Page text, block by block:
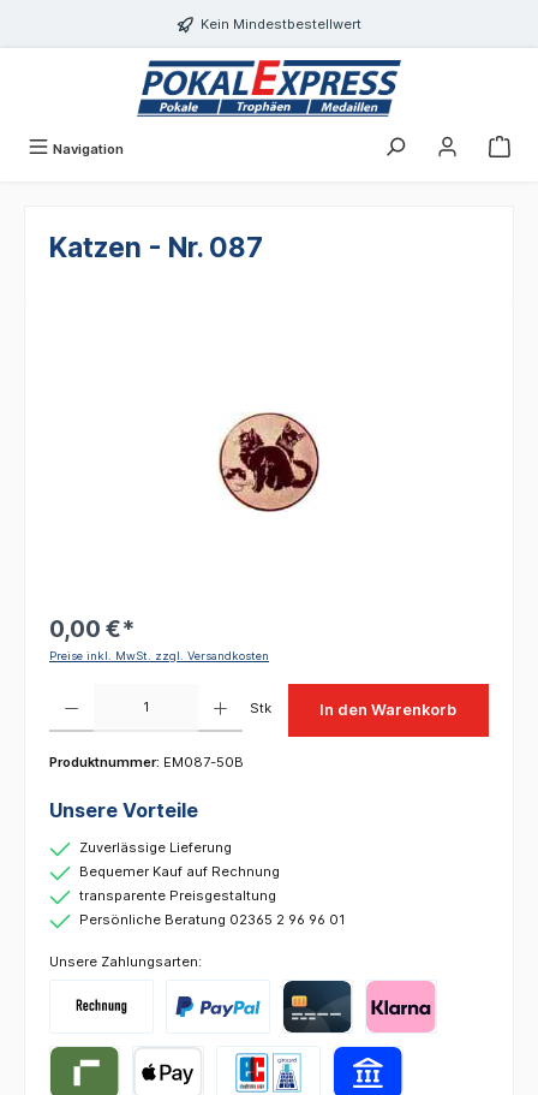
Kein Mindestbestellwert
Navigation
Katzen - Nr. 087
0,00 €*
Preise inkl. MwSt. zzgl. Versandkosten
Stk In den Warenkorb
Produktnummer: EM087-50B
Unsere Vorteile
Zuverlässige Lieferung
Bequemer Kauf auf Rechnung
transparente Preisgestaltung
Persönliche Beratung 02365 2 96 96 01
Unsere Zahlungsarten: